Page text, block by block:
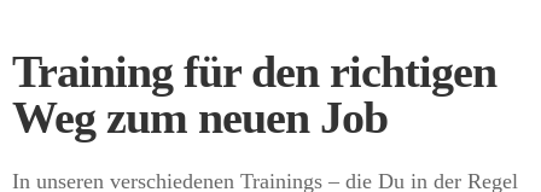
Training für den richtigen
Weg zum neuen Job​
In unseren verschiedenen Trainings – die Du in der Regel